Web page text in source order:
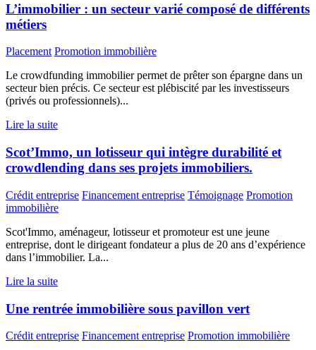
L’immobilier : un secteur varié composé de différents
métiers
Placement Promotion immobilière
Le crowdfunding immobilier permet de prêter son épargne dans un
secteur bien précis. Ce secteur est plébiscité par les investisseurs
(privés ou professionnels)...
Lire la suite
Scot’Immo, un lotisseur qui intègre durabilité et
crowdlending dans ses projets immobiliers.
Crédit entreprise Financement entreprise Témoignage Promotion
immobilière
Scot'Immo, aménageur, lotisseur et promoteur est une jeune
entreprise, dont le dirigeant fondateur a plus de 20 ans d’expérience
dans l’immobilier. La...
Lire la suite
Une rentrée immobilière sous pavillon vert
Crédit entreprise Financement entreprise Promotion immobilière